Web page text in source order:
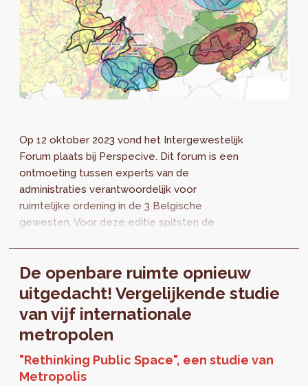
Op 12 oktober 2023 vond het Intergewestelijk
Forum plaats bij Perspecive. Dit forum is een
ontmoeting tussen experts van de
administraties verantwoordelijk voor
ruimtelijke ordening in de 3 Belgische
gewesten. Voor deze editie spitsten de
De openbare ruimte opnieuw
uitgedacht! Vergelijkende studie
van vijf internationale
metropolen
"Rethinking Public Space", een studie van
Metropolis